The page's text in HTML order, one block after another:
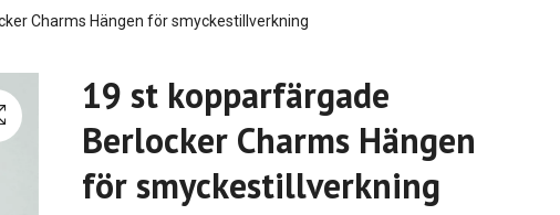
Charms Hängen för smyckestillverkning
19 st kopparfärgade
Berlocker Charms Hängen
för smyckestillverkning